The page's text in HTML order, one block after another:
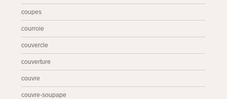
coupes
courroie
couvercle
couverture
couvre
couvre-soupape